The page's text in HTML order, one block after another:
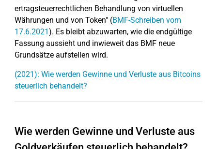
ertragsteuerrechtlichen Behandlung von virtuellen
Währungen und von Token" (BMF-Schreiben vom
17.6.2021). Es bleibt abzuwarten, wie die endgültige
Fassung aussieht und inwieweit das BMF neue
Grundsätze aufstellen wird.
(2021): Wie werden Gewinne und Verluste aus Bitcoins
steuerlich behandelt?
Wie werden Gewinne und Verluste aus